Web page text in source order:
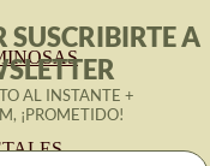
SUSCRIBIRTE A
AL INSTANTE +
¡PROMETIDO!